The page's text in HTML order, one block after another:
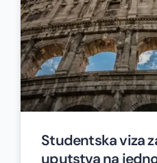
Studentska viza
uputstva na